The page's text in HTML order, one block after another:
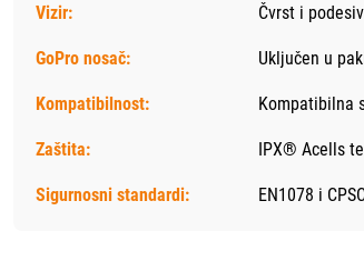
Vizir: Čvrst i
GoPro nosač: Uključen u
Kompatibilnost: Kompatibilna
Zaštita: IPX® Acells
Sigurnosni standardi: EN1078 i